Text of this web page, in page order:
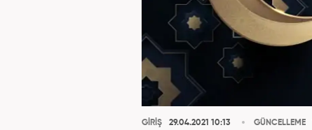
GİRİŞ 29.04.2021 10:13 GÜNCELLEME